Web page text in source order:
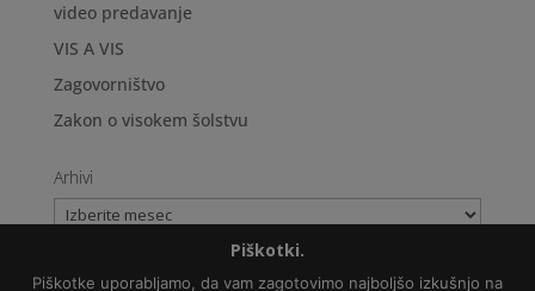
video predavanje
VIS A VIS
Zagovorništvo
Zakon o visokem šolstvu
Arhivi
Arhivi
Piškotki.
Piškotke uporabljamo, da vam zagotovimo najboljšo izkušnjo na